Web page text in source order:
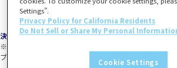
決済について
※「一番くじONLINE」旧サイトとは利用可能なお支払
プレバンPay、メルペイはご利用いただけません。
Settings”.
Privacy Policy for California Residents
Do Not Sell or Share My Personal
Cookie Settings